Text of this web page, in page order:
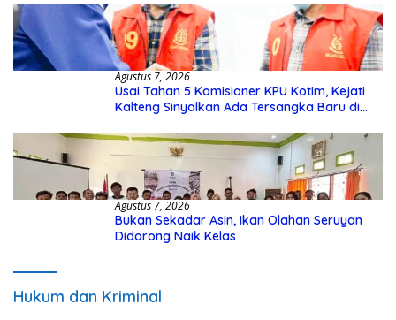
Agustus 7, 2026
Usai Tahan 5 Komisioner KPU Kotim, Kejati
Kalteng Sinyalkan Ada Tersangka Baru di
Agustus 7, 2026
Bukan Sekadar Asin, Ikan Olahan Seruyan
Didorong Naik Kelas
Hukum dan Kriminal